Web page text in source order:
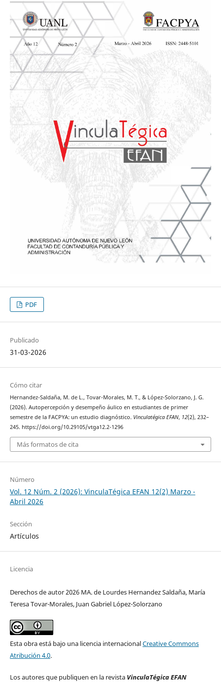
PDF
Publicado
31-03-2026
Cómo citar
Hernandez-Saldaña, M. de L., Tovar-Morales, M. T., & López-Solorzano, J. G.
(2026). Autopercepción y desempeño áulico en estudiantes de primer
semestre de la FACPYA: un estudio diagnóstico. Vinculatégica EFAN, 12(2), 232–
245. https://doi.org/10.29105/vtga12.2-1296
Más formatos de cita
Número
Vol. 12 Núm. 2 (2026): VinculaTégica EFAN 12(2) Marzo -
Abril 2026
Sección
Artículos
Licencia
Derechos de autor 2026 MA. de Lourdes Hernandez Saldaña, María
Teresa Tovar-Morales, Juan Gabriel López-Solorzano
Esta obra está bajo una licencia internacionalCreative Commons
Atribución 4.0.
Los autores que publiquen en la revista VinculaTégica EFAN